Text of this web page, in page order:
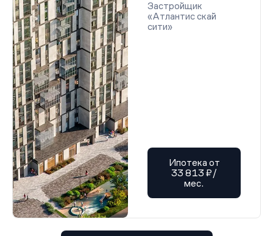
Застройщик
«Атлантис скай
сити»
Ипотека от
33 813 ₽/
мес.